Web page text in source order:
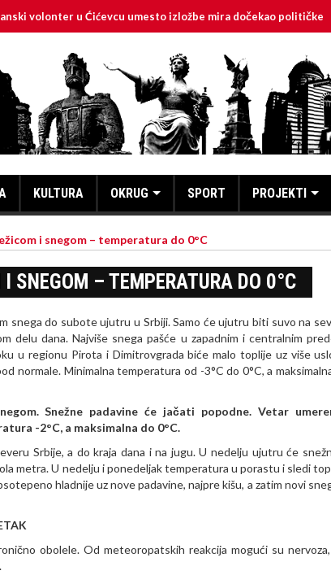
u Ćićevcu umesto izložbe mira dočekao političke optužbe
KULTURA OKRUG SPORT PROJEKTI
i snegom – temperatura do 0°C
SNEGOM – TEMPERATURA DO 0°C
snega do subote ujutru u Srbiji. Samo će ujutru biti suvo na
delu dana. Najviše snega pašće u zapadnim i centralnim
u regionu Pirota i Dimitrovgrada biće malo toplije uz više
normale. Minimalna temperatura od -3°C do 0°C, a
Snežne padavine će jačati popodne. Vetar
-2°C, a maksimalna do 0°C.
Srbije, a do kraja dana i na jugu. U nedelju ujutru će
metra. U nedelju i ponedeljak temperatura u porastu i sledi
hladnije uz nove padavine, najpre kišu, a zatim novi
obolele. Od meteoropatskih reakcija mogući su nervoza,